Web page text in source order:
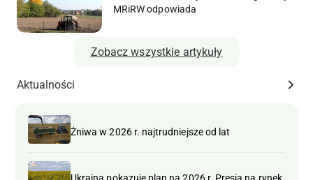
MRiRW odpowiada
Zobacz wszystkie artykuły
Aktualności
Żniwa w 2026 r. najtrudniejsze od lat
Ukraina pokazuje plan na 2026 r. Presja na rynek